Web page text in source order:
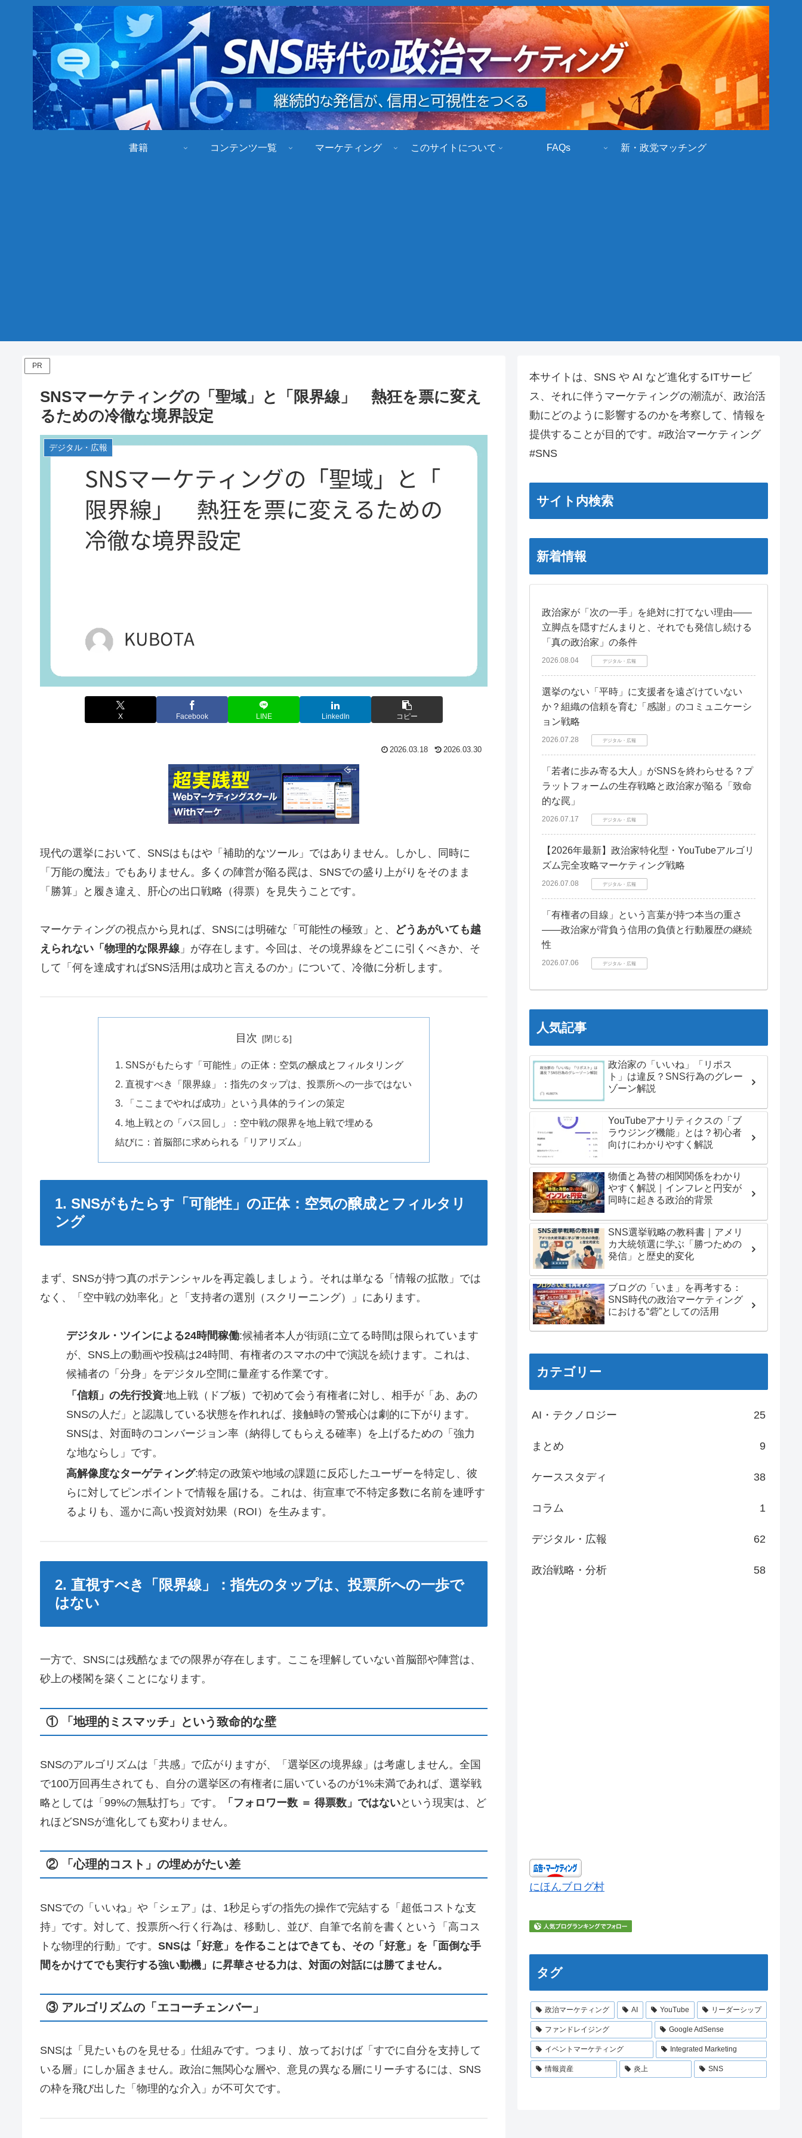
書籍 コンテンツ一覧 マーケティング このサイトについて FAQs 新・政党マッチング
PR
SNSマーケティングの「聖域」と「限界線」 熱狂を票に変え
るための冷徹な境界設定
デジタル・広報
X Facebook LINE LinkedIn コピー
2026.03.18 2026.03.30
現代の選挙において、SNSはもはや「補助的なツール」ではありません。しかし、同時に
「万能の魔法」でもありません。多くの陣営が陥る罠は、SNSでの盛り上がりをそのまま
「勝算」と履き違え、肝心の出口戦略（得票）を見失うことです。
マーケティングの視点から見れば、SNSには明確な「可能性の極致」と、
どうあがいても越
えられない「物理的な限界線」が存在します。今回は、その境界線をどこに引くべきか、そ
して「何を達成すればSNS活用は成功と言えるのか」について、冷徹に分析します。
目次
1. SNSがもたらす「可能性」の正体：空気の醸成とフィルタリング
2. 直視すべき「限界線」：指先のタップは、投票所への一歩ではない
3. 「ここまでやれば成功」という具体的ラインの策定
4. 地上戦との「パス回し」：空中戦の限界を地上戦で埋める
結びに：首脳部に求められる「リアリズム」
1. SNSがもたらす「可能性」の正体：空気の醸成とフィルタリ
ング
まず、SNSが持つ真のポテンシャルを再定義しましょう。それは単なる「情報の拡散」では
なく、「空中戦の効率化」と「支持者の選別（スクリーニング）」にあります。
デジタル・ツインによる24時間稼働:候補者本人が街頭に立てる時間は限られています
が、SNS上の動画や投稿は24時間、有権者のスマホの中で演説を続けます。これは、
候補者の「分身」をデジタル空間に量産する作業です。
「信頼」の先行投資:地上戦（ドブ板）で初めて会う有権者に対し、相手が「あ、あの
SNSの人だ」と認識している状態を作れれば、接触時の警戒心は劇的に下がります。
SNSは、対面時のコンバージョン率（納得してもらえる確率）を上げるための「強力
な地ならし」です。
高解像度なターゲティング:特定の政策や地域の課題に反応したユーザーを特定し、彼
らに対してピンポイントで情報を届ける。これは、街宣車で不特定多数に名前を連呼す
るよりも、遥かに高い投資対効果（ROI）を生みます。
2. 直視すべき「限界線」：指先のタップは、投票所への一歩で
はない
一方で、SNSには残酷なまでの限界が存在します。ここを理解していない首脳部や陣営は、
砂上の楼閣を築くことになります。
① 「地理的ミスマッチ」という致命的な壁
SNSのアルゴリズムは「共感」で広がりますが、「選挙区の境界線」は考慮しません。全国
で100万回再生されても、自分の選挙区の有権者に届いているのが1%未満であれば、選挙戦
略としては「99%の無駄打ち」です。
「フォロワー数 ＝ 得票数」ではないという現実は、ど
れほどSNSが進化しても変わりません。
② 「心理的コスト」の埋めがたい差
SNSでの「いいね」や「シェア」は、1秒足らずの指先の操作で完結する「超低コストな支
持」です。対して、投票所へ行く行為は、移動し、並び、自筆で名前を書くという「高コス
トな物理的行動」です。 SNSは「好意」を作ることはできても、その「好意」を「面倒な手
間をかけてでも実行する強い動機」に昇華させる力は、対面の対話には勝てません。
③ アルゴリズムの「エコーチェンバー」
SNSは「見たいものを見せる」仕組みです。つまり、放っておけば「すでに自分を支持して
いる層」にしか届きません。政治に無関心な層や、意見の異なる層にリーチするには、SNS
の枠を飛び出した「物理的な介入」が不可欠です。
本サイトは、SNS や AI など進化するITサービ
ス、それに伴うマーケティングの潮流が、政治活
動にどのように影響するのかを考察して、情報を
提供することが目的です。#政治マーケティング
#SNS
サイト内検索
新着情報
政治家が「次の一手」を絶対に打てない理由――
立脚点を隠すだんまりと、それでも発信し続ける
「真の政治家」の条件
2026.08.04 デジタル・広報
選挙のない「平時」に支援者を遠ざけていない
か？組織の信頼を育む「感謝」のコミュニケーシ
ョン戦略
2026.07.28 デジタル・広報
「若者に歩み寄る大人」がSNSを終わらせる？プ
ラットフォームの生存戦略と政治家が陥る「致命
的な罠」
2026.07.17 デジタル・広報
【2026年最新】政治家特化型・YouTubeアルゴリ
ズム完全攻略マーケティング戦略
2026.07.08 デジタル・広報
「有権者の目線」という言葉が持つ本当の重さ
――政治家が背負う信用の負債と行動履歴の継続
性
2026.07.06 デジタル・広報
人気記事
政治家の「いいね」「リポス
ト」は違反？SNS行為のグレー
ゾーン解説
YouTubeアナリティクスの「ブ
ラウジング機能」とは？初心者
向けにわかりやすく解説
物価と為替の相関関係をわかり
やすく解説｜インフレと円安が
同時に起きる政治的背景
SNS選挙戦略の教科書｜アメリ
カ大統領選に学ぶ「勝つための
発信」と歴史的変化
ブログの「いま」を再考する：
SNS時代の政治マーケティング
における“砦”としての活用
カテゴリー
AI・テクノロジー 25
まとめ 9
ケーススタディ 38
コラム 1
デジタル・広報 62
政治戦略・分析 58
にほんブログ村
タグ
政治マーケティング AI YouTube リーダーシップ
ファンドレイジング Google AdSense
イベントマーケティング Integrated Marketing
情報資産 炎上 SNS